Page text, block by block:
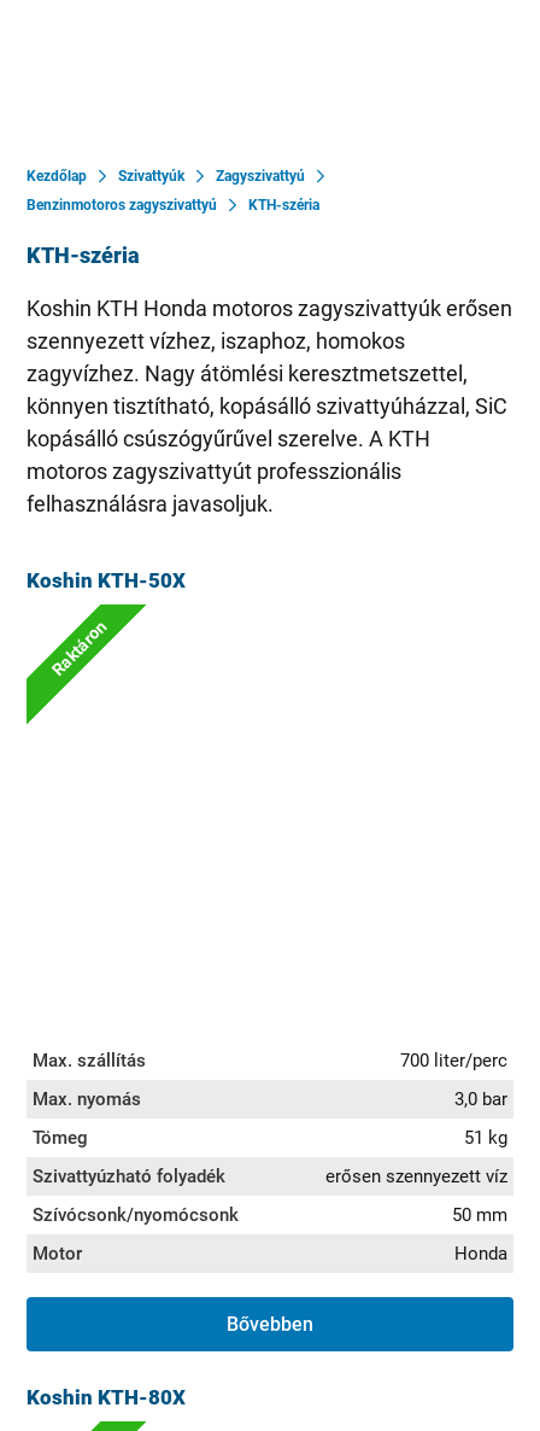
Kezdőlap Szivattyúk
Zagyszivattyú
Benzinmotoros zagyszivattyú
KTH-széria
KTH-széria
Koshin KTH Honda motoros zagyszivattyúk erősen
szennyezett vízhez, iszaphoz, homokos
zagyvízhez. Nagy átömlési keresztmetszettel,
könnyen tisztítható, kopásálló szivattyúházzal, SiC
kopásálló csúszógyűrűvel szerelve. A KTH
motoros zagyszivattyút professzionális
felhasználásra javasoljuk.
Koshin KTH-50X
Raktáron
Max. szállítás
700 liter/perc
Max. nyomás
3,0 bar
Tömeg
51 kg
Szivattyúzható folyadék
erősen szennyezett víz
Szívócsonk/nyomócsonk
50 mm
Motor
Honda
Bővebben
Koshin KTH-80X